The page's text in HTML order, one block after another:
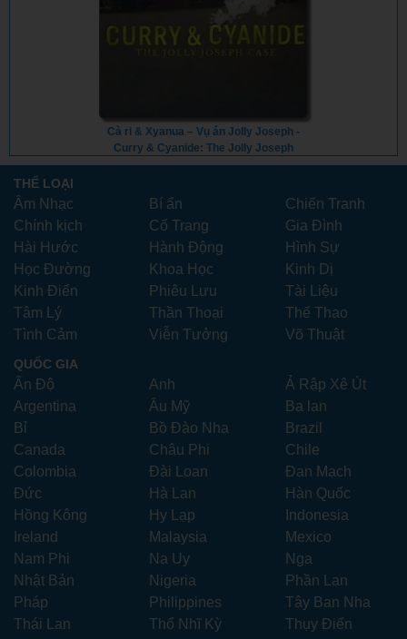
Cà ri & Xyanua – Vụ án Jolly Joseph -
Curry & Cyanide: The Jolly Joseph
Case (2023) - Vietsub
THỂ LOẠI
Âm Nhạc Bí ẩn
Chiến Tranh
Chính kịch
Cổ Trang
Gia Đình
Hài Hước
Hành Động
Hình Sự
Học Đường
Khoa Học
Kinh Dị
Kinh Điển
Phiêu Lưu
Tài Liệu
Tâm Lý
Thần Thoại
Thể Thao
Tình Cảm
Viễn Tưởng Võ Thuật
QUỐC GIA
Ấn Độ Anh
Ả Rập Xê Út
Argentina
Âu Mỹ
Ba lan
Bỉ
Bồ Đào Nha
Brazil
Canada
Châu Phi
Chile
Colombia
Đài Loan
Đan Mạch
Đức
Hà Lan
Hàn Quốc
Hồng Kông
Hy Lạp
Indonesia
Ireland
Malaysia
Mexico
Nam Phi
Na Uy
Nga
Nhật Bản
Nigeria
Phần Lan
Pháp
Philippines
Tây Ban Nha
Thái Lan
Thổ Nhĩ Kỳ
Thụy Điển